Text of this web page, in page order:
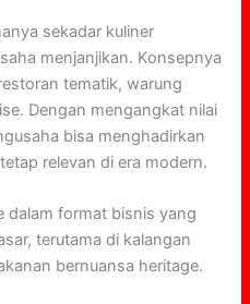
sekadar kuliner
menjanjikan. Konsepnya
tematik, warung
Dengan mengangkat nilai
bisa menghadirkan
relevan di era modern.
dalam format bisnis yang
terutama di kalangan
bernuansa heritage.